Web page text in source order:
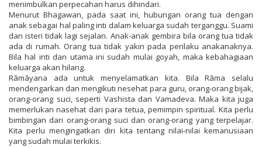
menimbulkan perpecahan harus dihindari.
Menurut Bhagawan, pada saat ini, hubungan orang tua dengan
anak sebagai hal paling inti dalam keluarga sudah terganggu. Suami
dan isteri tidak lagi sejalan. Anak-anak gembira bila orang tua tidak
ada di rumah. Orang tua tidak yakin pada perilaku anakanaknya.
Bila hal inti dan utama ini sudah mulai goyah, maka kebahagiaan
keluarga akan hilang.
Rāmāyana ada untuk menyelamatkan kita. Bila Rāma selalu
mendengarkan dan mengikuti nesehat para guru, orang-orang bijak,
orang-orang suci, seperti Vashista dan Vamadeva. Maka kita juga
memerlukan nasehat dari para tetua, pemimpin spiritual. Kita perlu
bimbingan dari orang-orang suci dan orang-orang yang terpelajar.
Kita perlu mengingatkan diri kita tentang nilai-nilai kemanusiaan
yang sudah mulai terkikis.